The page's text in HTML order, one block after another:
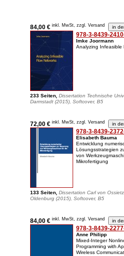
84,00 € inkl. MwSt, zzgl. Versand
978-3-8439-
Imke Joormann
Analyzing Infeasible
233 Seiten, Dissertation Technische
Darmstadt (2015), Softcover, B5
72,00 € inkl. MwSt, zzgl. Versand
978-3-8439-
Elisabeth Bauma
Entwicklung
Lösungsstrategien
von
Mikrofertigung
133 Seiten, Dissertation Carl von
Oldenburg (2015), Softcover, B5
84,00 € inkl. MwSt, zzgl. Versand
978-3-8439-
Anne Philipp
Mixed-Integer
Programming with
Wireless